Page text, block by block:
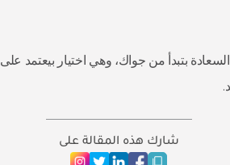
بتبدأ من جواك، وهي اختيار بيعتمد على
شارك هذه المقالة على